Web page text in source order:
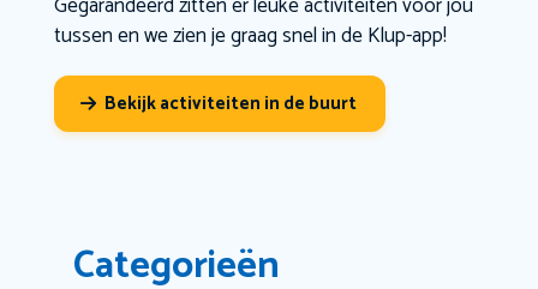
tussen en we zien je graag snel in de Klup-app!
Bekijk activiteiten in de buurt
Categorieën